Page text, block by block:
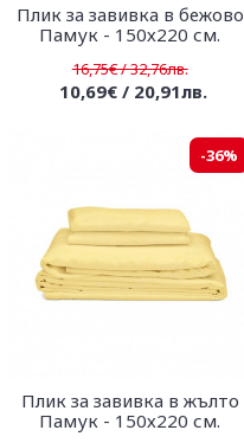
Плик за завивка в бежово
Памук - 150х220 см.
16,75€ / 32,76лв.
10,69€ / 20,91лв.
-36%
Плик за завивка в жълто
Памук - 150х220 см.